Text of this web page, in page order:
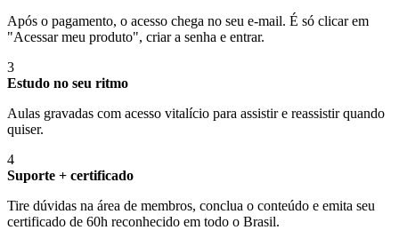
Após o pagamento, o acesso chega no seu e-mail. É só clicar em
"Acessar meu produto", criar a senha e entrar.
3
Estudo no seu ritmo
Aulas gravadas com acesso vitalício para assistir e reassistir quando
quiser.
4
Suporte + certificado
Tire dúvidas na área de membros, conclua o conteúdo e emita seu
certificado de 60h reconhecido em todo o Brasil.